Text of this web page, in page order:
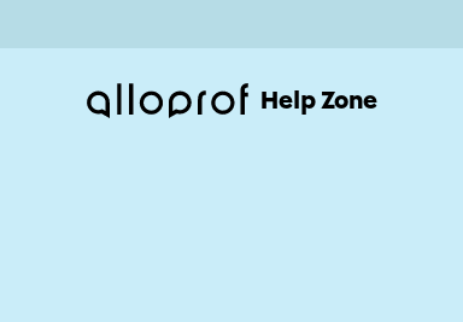
Help Zone